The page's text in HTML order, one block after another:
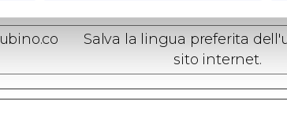
Salva la lingua preferita
sito internet.